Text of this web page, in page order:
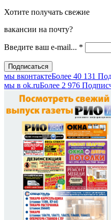
Хотите получать свежие
вакансии на почту?
Введите ваш e-mail... *
мы вконтактеБолее 40 131
мы в оk.ruБолее 2 976